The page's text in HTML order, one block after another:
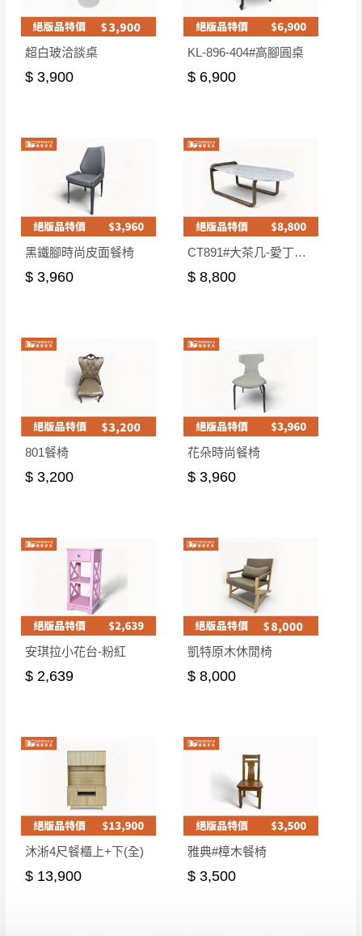
超白玻洽談桌
$ 3,900
KL-896-404#高腳圓桌
$ 6,900
黑鐵腳時尚皮面餐椅
$ 3,960
CT891#大茶几-愛丁堡灰
$ 8,800
801餐椅
$ 3,200
花朵時尚餐椅
$ 3,960
安琪拉小花台-粉紅
$ 2,639
凱特原木休閒椅
$ 8,000
沐淅4尺餐櫃上+下(全)
$ 13,900
雅典#樟木餐椅
$ 3,500